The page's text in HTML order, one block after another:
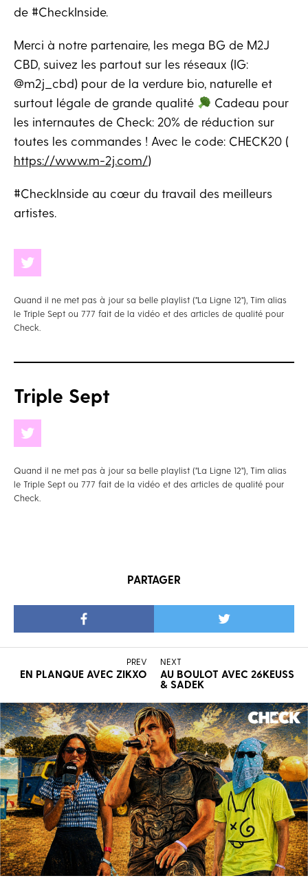
de #CheckInside.
Merci à notre partenaire, les mega BG de M2J
CBD, suivez les partout sur les réseaux (IG:
@m2j_cbd) pour de la verdure bio, naturelle et
surtout légale de grande qualité
Cadeau pour
les internautes de Check: 20% de réduction sur
toutes les commandes ! Avec le code: CHECK20 (
https://www.m-2j.com/)
#CheckInside​ au cœur du travail des meilleurs
artistes.
Quand il ne met pas à jour sa belle playlist ("La Ligne 12"), Tim alias
le Triple Sept ou 777 fait de la vidéo et des articles de qualité pour
Check.
Triple Sept
Quand il ne met pas à jour sa belle playlist ("La Ligne 12"), Tim alias
le Triple Sept ou 777 fait de la vidéo et des articles de qualité pour
Check.
PARTAGER
PREV
EN PLANQUE AVEC ZIKXO
NEXT
AU BOULOT AVEC 26KEUSS
& SADEK